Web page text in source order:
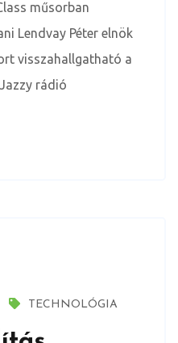
műsorban
Lendvay Péter elnök
visszahallgatható a
rádió
TECHNOLÓGIA